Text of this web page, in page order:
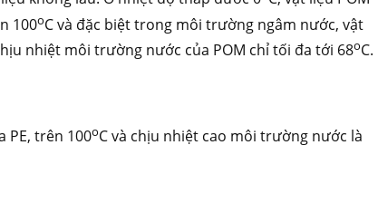
100oC và đặc biệt trong môi trường ngâm nước, vật
nhiệt môi trường nước của POM chỉ tối đa tới 68oC.
PE, trên 100oC và chịu nhiệt cao môi trường nước là